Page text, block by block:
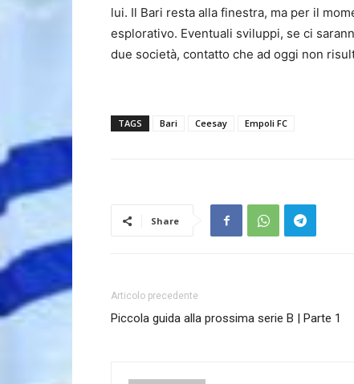
lui. Il Bari resta alla finestra, ma per il
esplorativo. Eventuali sviluppi, se ci
due società, contatto che ad oggi non
TAGS Bari Ceesay Empoli FC
Share
Articolo precedente
Piccola guida alla prossima serie B | Parte 1